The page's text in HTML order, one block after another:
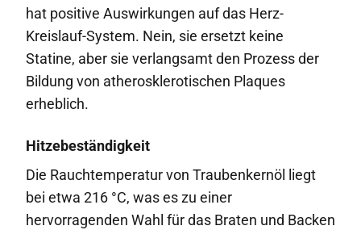
hat positive Auswirkungen auf das Herz-
Kreislauf-System. Nein, sie ersetzt keine
Statine, aber sie verlangsamt den Prozess der
Bildung von atherosklerotischen Plaques
erheblich.
Hitzebeständigkeit
Die Rauchtemperatur von Traubenkernöl liegt
bei etwa 216 °C, was es zu einer
hervorragenden Wahl für das Braten und Backen